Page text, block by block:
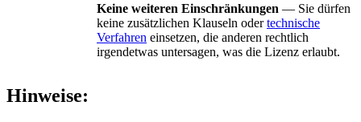
Keine weiteren Einschränkungen — Sie dürfen
keine zusätzlichen Klauseln odertechnische
Verfahren einsetzen, die anderen rechtlich
irgendetwas untersagen, was die Lizenz erlaubt.
Hinweise: